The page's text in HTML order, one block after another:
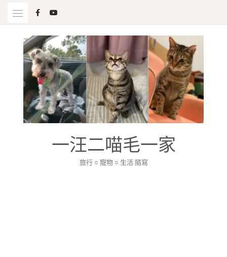
一汪二喵毛一家
旅行 ○ 寵物 ○ 生活 隨寫